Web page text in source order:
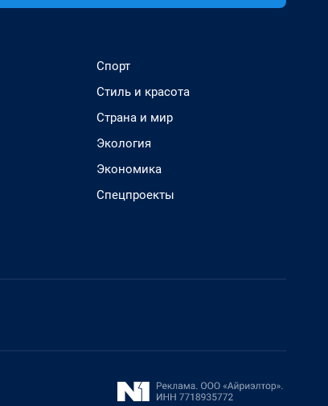
Спорт
Стиль и красота
Страна и мир
Экология
Экономика
Спецпроекты